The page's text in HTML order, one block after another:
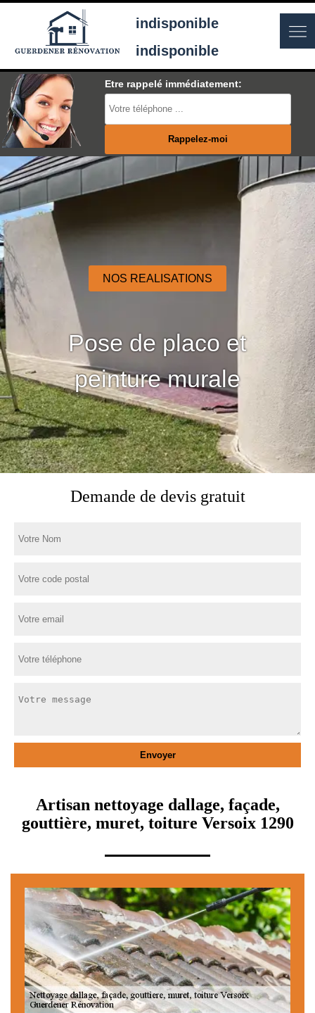
indisponible
indisponible
Etre rappelé immédiatement:
NOS REALISATIONS
Pose de placo et
peinture murale
Demande de devis gratuit
Artisan nettoyage dallage, façade,
gouttière, muret, toiture Versoix 1290